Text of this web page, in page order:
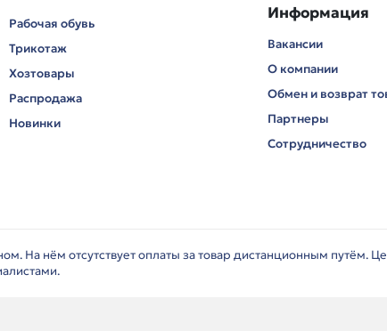
Рабочая обувь
Трикотаж
Хозтовары
Распродажа
Новинки
Информация
Вакансии
О компании
Обмен и возврат
Партнеры
Сотрудничество
На нём отсутствует оплаты за товар дистанционным путём.